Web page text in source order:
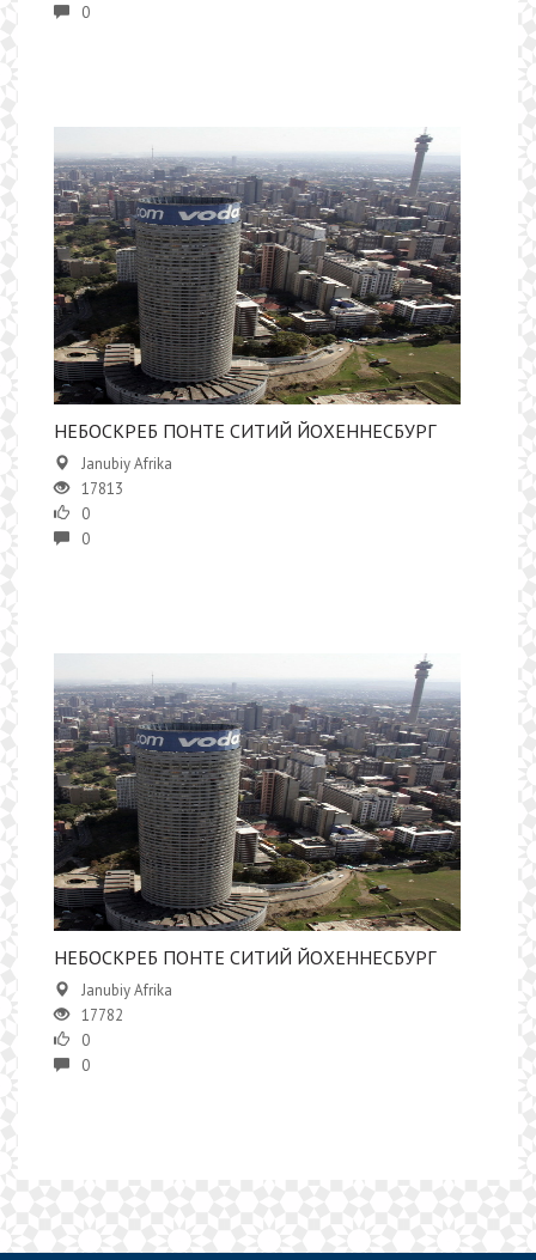
0
НЕБОСКРЕБ ПОНТЕ СИТИЙ ЙОХЕННЕСБУРГ
Janubiy Afrika
17813
0
0
НЕБОСКРЕБ ПОНТЕ СИТИЙ ЙОХЕННЕСБУРГ
Janubiy Afrika
17782
0
0